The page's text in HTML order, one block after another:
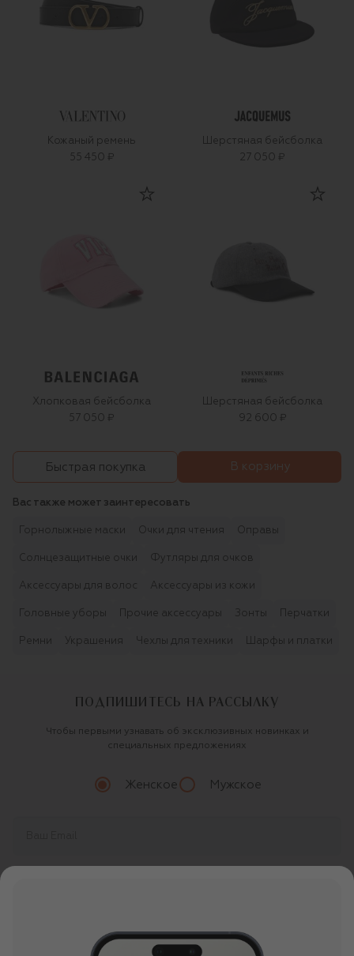
Кожаный ремень
55 450 ₽
Шерстяная бейсболка
27 050 ₽
Хлопковая бейсболка
57 050 ₽
Шерстяная бейсболка
92 600 ₽
Быстрая покупка В корзину
Вас также может заинтересовать
Горнолыжные маски Очки для чтения Оправы
Солнцезащитные очки Футляры для очков
Аксессуары для волос Аксессуары из кожи
Головные уборы Прочие аксессуары Зонты Перчатки
Ремни Украшения Чехлы для техники Шарфы и платки
ПОДПИШИТЕСЬ НА РАССЫЛКУ
Чтобы первыми узнавать об эксклюзивных новинках и
специальных предложениях
Женское Мужское
О ЦУМ